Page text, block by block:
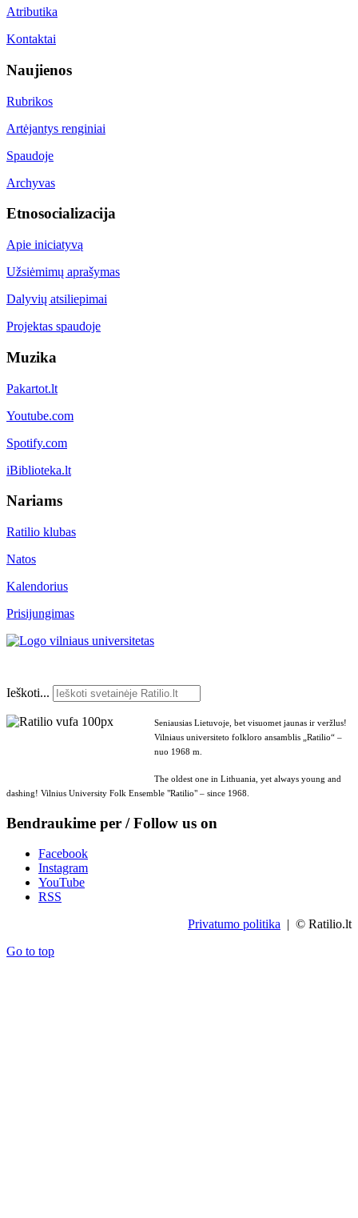
Atributika
Kontaktai
Naujienos
Rubrikos
Artėjantys renginiai
Spaudoje
Archyvas
Etnosocializacija
Apie iniciatyvą
Užsiėmimų aprašymas
Dalyvių atsiliepimai
Projektas spaudoje
Muzika
Pakartot.lt
Youtube.com
Spotify.com
iBiblioteka.lt
Nariams
Ratilio klubas
Natos
Kalendorius
Prisijungimas
Ieškoti...
Seniausias Lietuvoje, bet visuomet jaunas ir veržlus!
Vilniaus universiteto folkloro ansamblis „Ratilio“ –
nuo 1968 m.
The oldest one in Lithuania, yet always young and
dashing! Vilnius University Folk Ensemble "Ratilio" – since 1968.
Bendraukime per / Follow us on
Facebook
Instagram
YouTube
RSS
Privatumo politika | © Ratilio.lt
Go to top